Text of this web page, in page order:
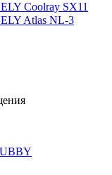
Coolray SX11
Atlas NL-3